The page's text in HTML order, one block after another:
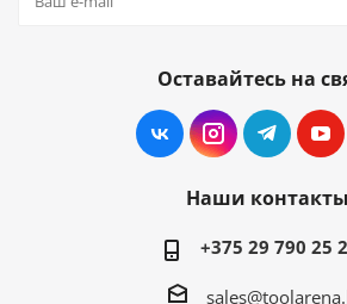
Оставайтесь на
Наши контакты
+375 29 790 25